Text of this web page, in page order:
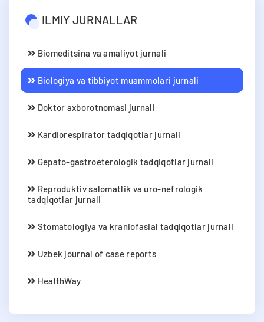
ILMIY JURNALLAR
Biomeditsina va amaliyot jurnali
Biologiya va tibbiyot muammolari jurnali
Doktor axborotnomasi jurnali
Kardiorespirator tadqiqotlar jurnali
Gepato-gastroeterologik tadqiqotlar jurnali
Reproduktiv salomatlik va uro-nefrologik
tadqiqotlar jurnali
Stomatologiya va kraniofasial tadqiqotlar jurnali
Uzbek journal of case reports
HealthWay